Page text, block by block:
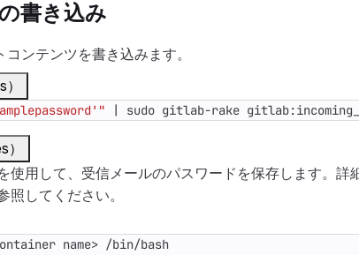
書き込み
ンテンツを書き込みます。
| sudo gitlab-rake
使用して、受信メールのパスワードを保存します。詳
照してください。